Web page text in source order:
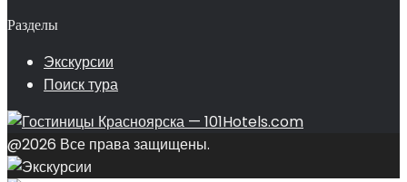
Разделы
Экскурсии
Поиск тура
@2026 Все права защищены.